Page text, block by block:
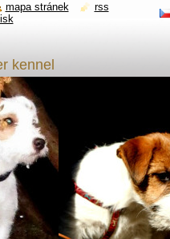
kennel
mapa stránek
rss